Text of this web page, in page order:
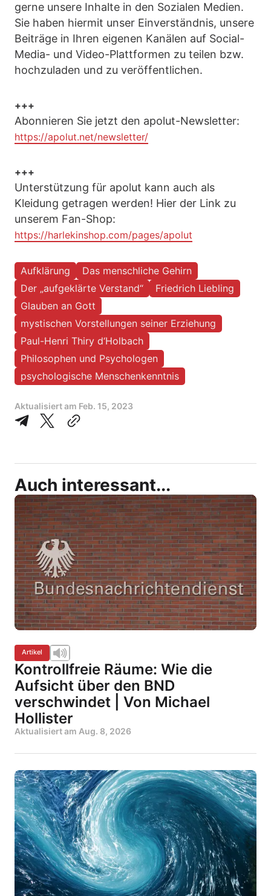
gerne unsere Inhalte in den Sozialen Medien.
Sie haben hiermit unser Einverständnis, unsere
Beiträge in Ihren eigenen Kanälen auf Social-
Media- und Video-Plattformen zu teilen bzw.
hochzuladen und zu veröffentlichen.
+++
Abonnieren Sie jetzt den apolut-Newsletter:
https://apolut.net/newsletter/
+++
Unterstützung für apolut kann auch als
Kleidung getragen werden! Hier der Link zu
unserem Fan-Shop:
https://harlekinshop.com/pages/apolut
Aufklärung
Das menschliche Gehirn
Der „aufgeklärte Verstand“
Friedrich Liebling
Glauben an Gott
mystischen Vorstellungen seiner Erziehung
Paul-Henri Thiry d‘Holbach
Philosophen und Psychologen
psychologische Menschenkenntnis
Aktualisiert am Feb. 15, 2023
Auch interessant...
Artikel
Kontrollfreie Räume: Wie die
Aufsicht über den BND
verschwindet | Von Michael
Hollister
Aktualisiert am Aug. 8, 2026